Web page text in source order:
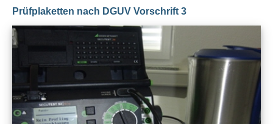
Prüfplaketten nach DGUV Vorschrift 3